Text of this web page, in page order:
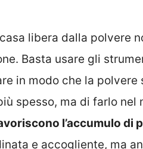
libera dalla polvere
Basta usare gli
in modo che la
spesso, ma di farlo nel
l’accumulo di
e accogliente, ma